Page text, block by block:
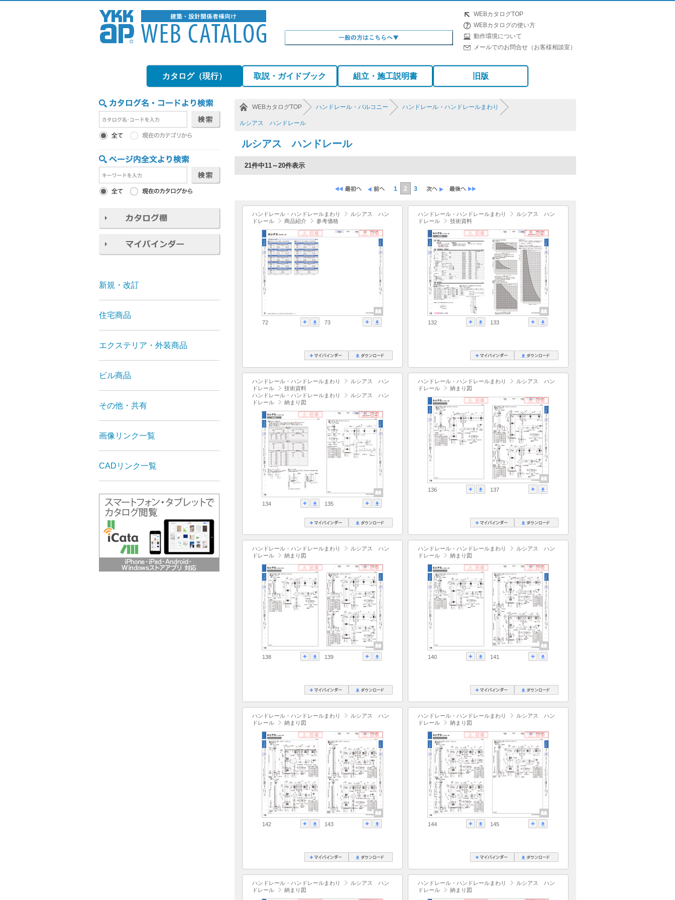
WEBカタログTOP
WEBカタログの使い方
動作環境について
メールでのお問合せ（お客様相談室）
カタログ（現行） 取説・ガイドブック 組立・施工説明書 旧版
WEBカタログTOP ハンドレール・バルコニー ハンドレール・ハンドレールまわり
ルシアス ハンドレール
ルシアス ハンドレール
21件中11～20件表示
1 2 3
ハンドレール・ハンドレールまわり
ルシアス ハン
ドレール
商品紹介 参考価格
72 73
ハンドレール・ハンドレールまわり
ルシアス ハン
ドレール
技術資料
132 133
ハンドレール・ハンドレールまわり
ルシアス ハン
ドレール
技術資料
ハンドレール・ハンドレールまわり
ルシアス ハン
ドレール
納まり図
134 135
ハンドレール・ハンドレールまわり
ルシアス ハン
ドレール
納まり図
136 137
ハンドレール・ハンドレールまわり
ルシアス ハン
ドレール
納まり図
138 139
ハンドレール・ハンドレールまわり
ルシアス ハン
ドレール
納まり図
140 141
ハンドレール・ハンドレールまわり
ルシアス ハン
ドレール
納まり図
142 143
ハンドレール・ハンドレールまわり
ルシアス ハン
ドレール
納まり図
144 145
ハンドレール・ハンドレールまわり
ルシアス ハン
ドレール
納まり図
ハンドレール・ハンドレールまわり
ルシアス ハン
ドレール
納まり図
新規・改訂
住宅商品
エクステリア・外装商品
ビル商品
その他・共有
画像リンク一覧
CADリンク一覧